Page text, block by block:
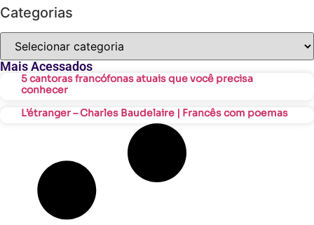
Categorias
Mais Acessados
5 cantoras francófonas atuais que você precisa
conhecer
L’étranger – Charles Baudelaire | Francês com poemas